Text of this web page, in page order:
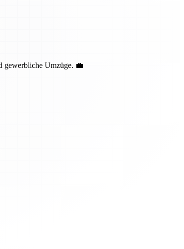
gewerbliche Umzüge. 💼